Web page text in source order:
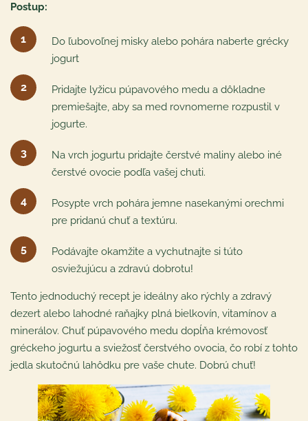
Postup:
Do ľubovoľnej misky alebo pohára naberte grécky
jogurt
Pridajte lyžicu púpavového medu a dôkladne
premiešajte, aby sa med rovnomerne rozpustil v
jogurte.
Na vrch jogurtu pridajte čerstvé maliny alebo iné
čerstvé ovocie podľa vašej chuti.
Posypte vrch pohára jemne nasekanými orechmi
pre pridanú chuť a textúru.
Podávajte okamžite a vychutnajte si túto
osviežujúcu a zdravú dobrotu!
Tento jednoduchý recept je ideálny ako rýchly a zdravý
dezert alebo lahodné raňajky plná bielkovín, vitamínov a
minerálov. Chuť púpavového medu dopĺňa krémovosť
gréckeho jogurtu a sviežosť čerstvého ovocia, čo robí z tohto
jedla skutočnú lahôdku pre vaše chute. Dobrú chuť!